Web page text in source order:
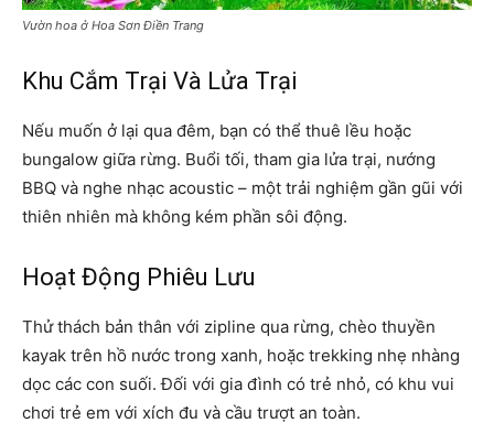
Vườn hoa ở Hoa Sơn Điền Trang
Khu Cắm Trại Và Lửa Trại
Nếu muốn ở lại qua đêm, bạn có thể thuê lều hoặc
bungalow giữa rừng. Buổi tối, tham gia lửa trại, nướng
BBQ và nghe nhạc acoustic – một trải nghiệm gần gũi với
thiên nhiên mà không kém phần sôi động.
Hoạt Động Phiêu Lưu
Thử thách bản thân với zipline qua rừng, chèo thuyền
kayak trên hồ nước trong xanh, hoặc trekking nhẹ nhàng
dọc các con suối. Đối với gia đình có trẻ nhỏ, có khu vui
chơi trẻ em với xích đu và cầu trượt an toàn.